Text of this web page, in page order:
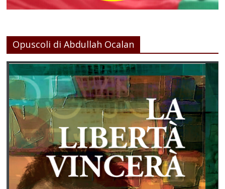
Opuscoli di Abdullah Ocalan